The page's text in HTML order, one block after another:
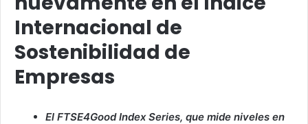
Internacional de
Sostenibilidad de
Empresas
El FTSE4Good Index Series, que mide niveles en